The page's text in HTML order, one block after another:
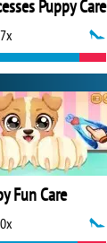
Puppy Care
Fun Care